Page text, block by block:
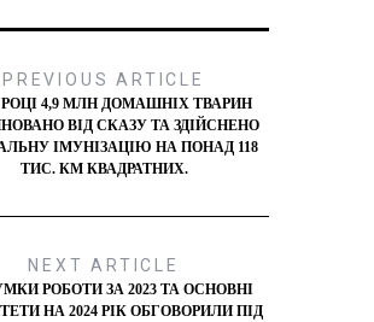
PREVIOUS ARTICLE
РОЦІ 4,9 МЛН ДОМАШНІХ ТВАРИН
ВІД СКАЗУ ТА ЗДІЙСНЕНО
ІМУНІЗАЦІЮ НА ПОНАД 118
ТИС. КМ КВАДРАТНИХ.
NEXT ARTICLE
РОБОТИ ЗА 2023 ТА ОСНОВНІ
НА 2024 РІК ОБГОВОРИЛИ ПІД